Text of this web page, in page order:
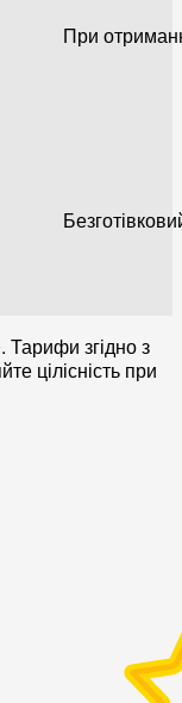
При
згідно з
цілісність при